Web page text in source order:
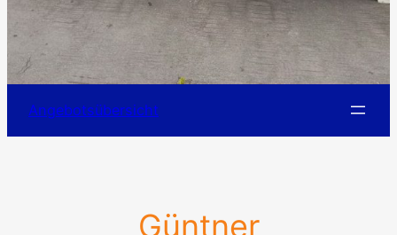
Angebotsübersicht
Güntner